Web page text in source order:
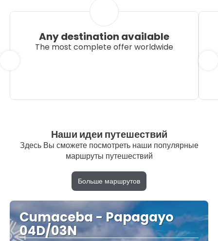
Any destination available
The most complete offer worldwide
Наши идеи путешествий
Здесь Вы сможете посмотреть наши популярные
маршруты путешествий
Больше маршрутов
Cumaceba - Papagayo
04D/03N